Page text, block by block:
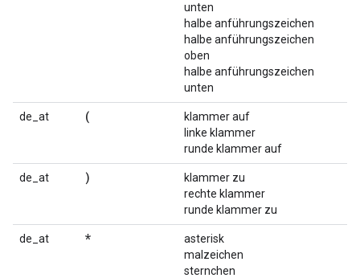
unten
halbe anführungszeichen
halbe anführungszeichen
oben
halbe anführungszeichen
unten
de_at (
klammer auf
linke klammer
runde klammer auf
de_at )
klammer zu
rechte klammer
runde klammer zu
de_at *
asterisk
malzeichen
sternchen